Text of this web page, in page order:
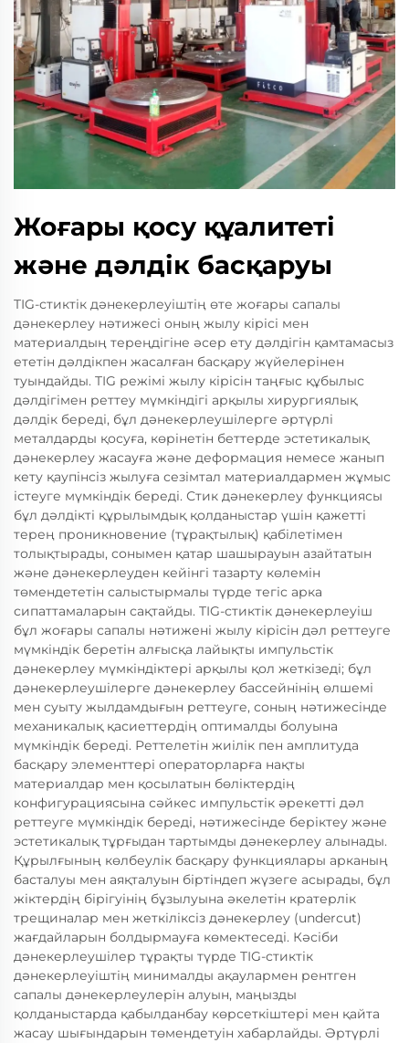
Жоғары қосу құалитеті
және дәлдік басқаруы
TIG-стиктік дәнекерлеуіштің өте жоғары сапалы
дәнекерлеу нәтижесі оның жылу кірісі мен
материалдың тереңдігіне әсер ету дәлдігін қамтамасыз
ететін дәлдікпен жасалған басқару жүйелерінен
туындайды. TIG режімі жылу кірісін таңғыс құбылыс
дәлдігімен реттеу мүмкіндігі арқылы хирургиялық
дәлдік береді, бұл дәнекерлеушілерге әртүрлі
металдарды қосуға, көрінетін беттерде эстетикалық
дәнекерлеу жасауға және деформация немесе жанып
кету қаупінсіз жылуға сезімтал материалдармен жұмыс
істеуге мүмкіндік береді. Стик дәнекерлеу функциясы
бұл дәлдікті құрылымдық қолданыстар үшін қажетті
терең проникновение (тұрақтылық) қабілетімен
толықтырады, сонымен қатар шашырауын азайтатын
және дәнекерлеуден кейінгі тазарту көлемін
төмендететін салыстырмалы түрде тегіс арка
сипаттамаларын сақтайды. TIG-стиктік дәнекерлеуіш
бұл жоғары сапалы нәтижені жылу кірісін дәл реттеуге
мүмкіндік беретін алғысқа лайықты импульстік
дәнекерлеу мүмкіндіктері арқылы қол жеткізеді; бұл
дәнекерлеушілерге дәнекерлеу бассейнінің өлшемі
мен суыту жылдамдығын реттеуге, соның нәтижесінде
механикалық қасиеттердің оптималды болуына
мүмкіндік береді. Реттелетін жиілік пен амплитуда
басқару элементтері операторларға нақты
материалдар мен қосылатын бөліктердің
конфигурациясына сәйкес импульстік әрекетті дәл
реттеуге мүмкіндік береді, нәтижесінде беріктеу және
эстетикалық тұрғыдан тартымды дәнекерлеу алынады.
Құрылғының көлбеулік басқару функциялары арканың
басталуы мен аяқталуын біртіндеп жүзеге асырады, бұл
жіктердің бірігуінің бұзылуына әкелетін кратерлік
трещиналар мен жеткіліксіз дәнекерлеу (undercut)
жағдайларын болдырмауға көмектеседі. Кәсіби
дәнекерлеушілер тұрақты түрде TIG-стиктік
дәнекерлеуіштің минималды ақаулармен рентген
сапалы дәнекерлеулерін алуын, маңызды
қолданыстарда қабылданбау көрсеткіштері мен қайта
жасау шығындарын төмендетуін хабарлайды. Әртүрлі